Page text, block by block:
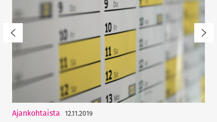
Ajankohtaista 12.11.2019